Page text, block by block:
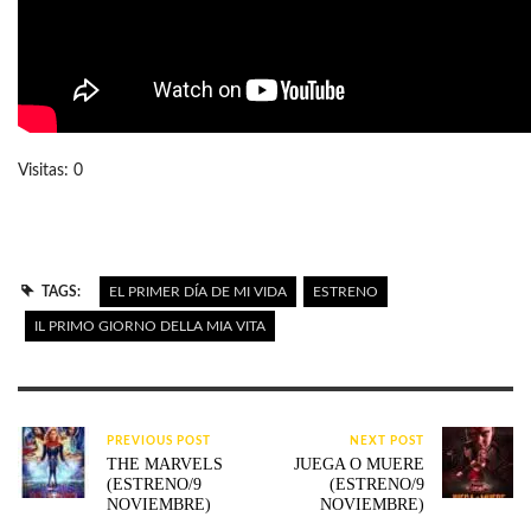
Visitas: 0
TAGS: EL PRIMER DÍA DE MI VIDA ESTRENO
IL PRIMO GIORNO DELLA MIA VITA
PREVIOUS POST
THE MARVELS
(ESTRENO/9
NOVIEMBRE)
NEXT POST
JUEGA O MUERE
(ESTRENO/9
NOVIEMBRE)